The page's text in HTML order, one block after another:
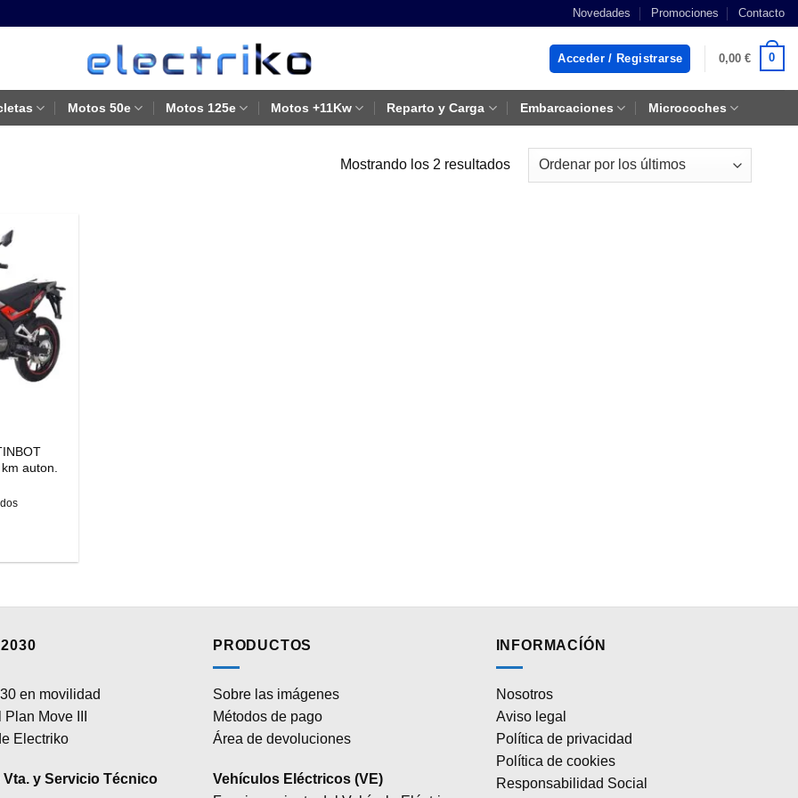
Novedades Promociones Contacto
Acceder / Registrarse 0,00 € 0
Motos 50e Motos 125e Motos +11Kw Reparto y Carga Embarcaciones Microcoches
Mostrando los 2 resultadosOrdenado
por
auton.
en movilidad
Move III
Electriko
Vta. y Servicio Técnico
PRODUCTOS
Sobre las imágenes
Métodos de pago
Área de devoluciones
Vehículos Eléctricos (VE)
INFORMACÍÓN
Nosotros
Aviso legal
Política de privacidad
Política de cookies
Responsabilidad Social